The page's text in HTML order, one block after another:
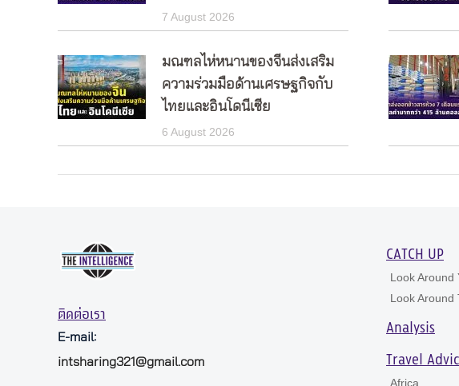
7 August 2026
มณฑลไห่หนานของจีนส่งเสริม
ความร่วมมือด้านเศรษฐกิจกับ
ไทยและอินโดนีเซีย
6 August 2026
ติดต่อเรา
E-mail:
intsharing321@gmail.com
CATCH UP
Look Around
Look Around
Analysis
Travel
Africa